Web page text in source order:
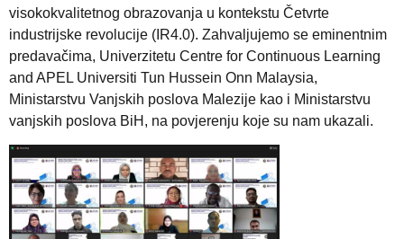
visokokvalitetnog obrazovanja u kontekstu Četvrte
industrijske revolucije (IR4.0). Zahvaljujemo se eminentnim
predavačima, Univerzitetu Centre for Continuous Learning
and APEL Universiti Tun Hussein Onn Malaysia,
Ministarstvu Vanjskih poslova Malezije kao i Ministarstvu
vanjskih poslova BiH, na povjerenju koje su nam ukazali.